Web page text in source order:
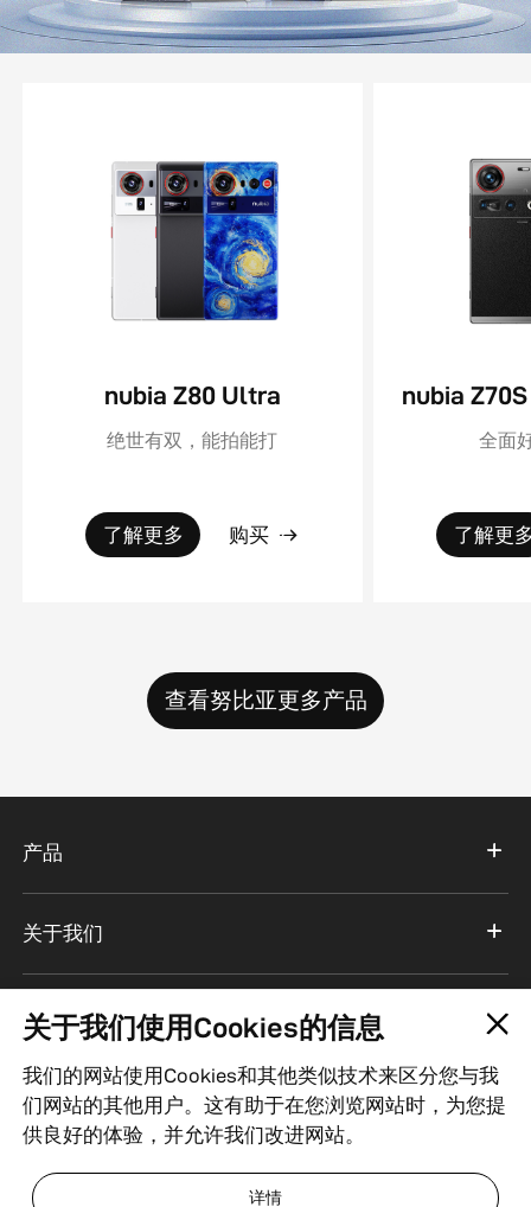
nubia Z80 Ultra
绝世有双，能拍能打
了解更多 购买
全面
了解更
查看努比亚更多产品
产品
关于我们
服务支持
中国
| 粤公网安备 44030502000309号
| 经营资质
关于我们使用Cookies的信息
我们的网站使用Cookies和其他类似技术来区分您与我
们网站的其他用户。这有助于在您浏览网站时，为您提
供良好的体验，并允许我们改进网站。
详情